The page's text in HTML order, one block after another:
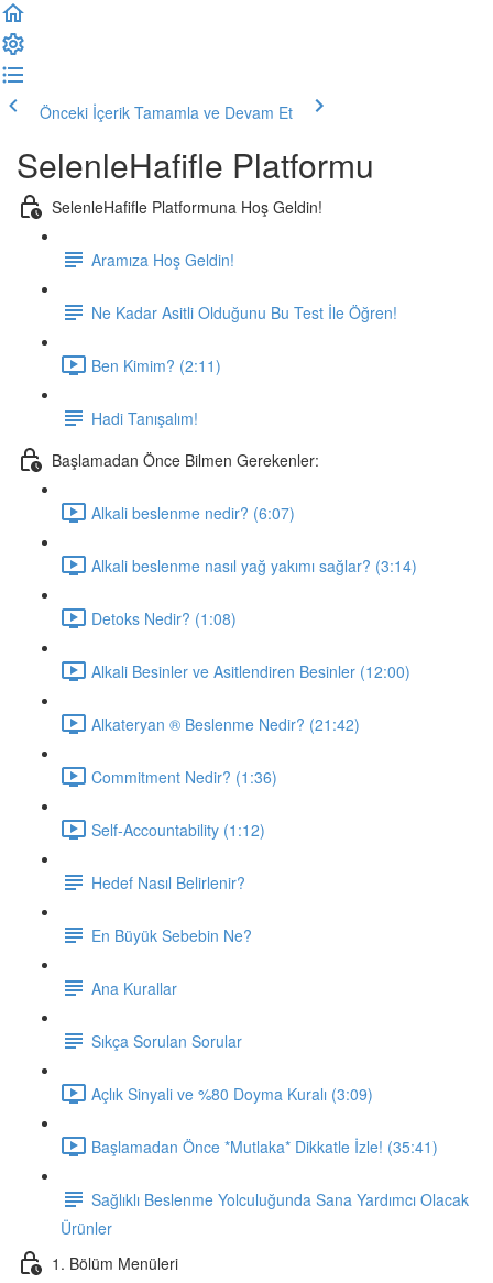
Önceki İçerik Tamamla ve Devam Et
SelenleHafifle Platformu
SelenleHafifle Platformuna Hoş Geldin!
Aramıza Hoş Geldin!
Ne Kadar Asitli Olduğunu Bu Test İle Öğren!
Ben Kimim? (2:11)
Hadi Tanışalım!
Başlamadan Önce Bilmen Gerekenler:
Alkali beslenme nedir? (6:07)
Alkali beslenme nasıl yağ yakımı sağlar? (3:14)
Detoks Nedir? (1:08)
Alkali Besinler ve Asitlendiren Besinler (12:00)
Alkateryan ® Beslenme Nedir? (21:42)
Commitment Nedir? (1:36)
Self-Accountability (1:12)
Hedef Nasıl Belirlenir?
En Büyük Sebebin Ne?
Ana Kurallar
Sıkça Sorulan Sorular
Açlık Sinyali ve %80 Doyma Kuralı (3:09)
Başlamadan Önce *Mutlaka* Dikkatle İzle! (35:41)
Sağlıklı Beslenme Yolculuğunda Sana Yardımcı Olacak
Ürünler
1. Bölüm Menüleri